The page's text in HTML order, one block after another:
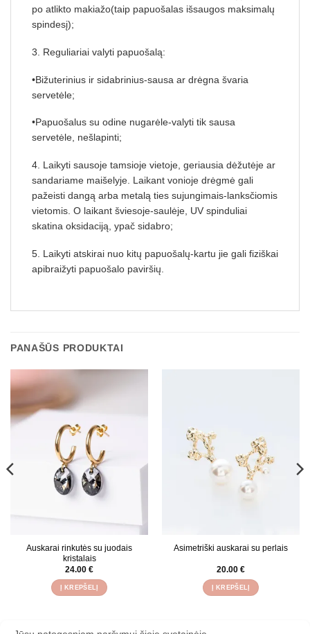
po atlikto makiažo(taip papuošalas išsaugos maksimalų
spindesį);
3. Reguliariai valyti papuošalą:
•Bižuterinius ir sidabrinius-sausa ar drėgna švaria
servetėle;
•Papuošalus su odine nugarėle-valyti tik sausa
servetėle, nešlapinti;
4. Laikyti sausoje tamsioje vietoje, geriausia dėžutėje ar
sandariame maišelyje. Laikant vonioje drėgmė gali
pažeisti dangą arba metalą ties sujungimais-lanksčiomis
vietomis. O laikant šviesoje-saulėje, UV spinduliai
skatina oksidaciją, ypač sidabro;
5. Laikyti atskirai nuo kitų papuošalų-kartu jie gali fiziškai
apibraižyti papuošalo paviršių.
PANAŠŪS PRODUKTAI
Auskarai rinkutės su juodais
kristalais
24.00 €
Į KREPŠELĮ
Asimetriški auskarai su perlais
20.00 €
Į KREPŠELĮ